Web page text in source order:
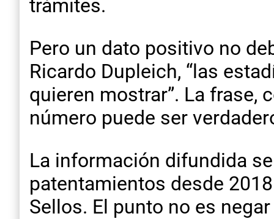
trámites.
Pero un dato positivo no
Ricardo Dupleich, “las
quieren mostrar”. La frase,
número puede ser
La información difundida
patentamientos desde
Sellos. El punto no es